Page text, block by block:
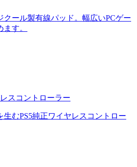
クール製有線パッド。幅広いPCゲー
す。
スコントローラー
生むPS5純正ワイヤレスコントロー